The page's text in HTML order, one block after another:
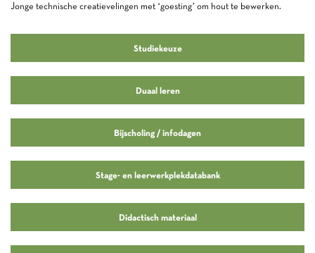
Jonge technische creatievelingen met ‘goesting’ om hout te bewerken.
Studiekeuze
Duaal leren
Bijscholing / infodagen
Stage- en leerwerkplekdatabank
Didactisch materiaal